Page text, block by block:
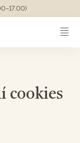
cookies